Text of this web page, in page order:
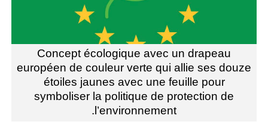
Concept écologique avec un drapeau
européen de couleur verte qui allie ses douze
étoiles jaunes avec une feuille pour
symboliser la politique de protection de
l’environnement.